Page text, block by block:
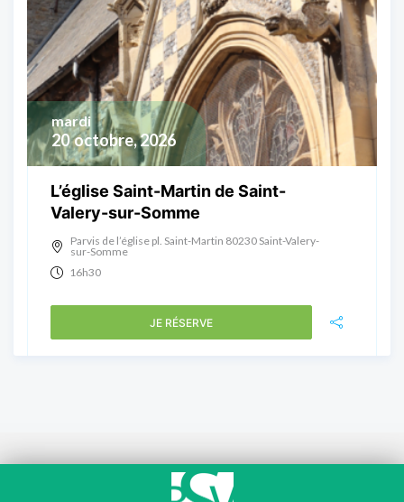
20 octobre, 2026
mardi
L’église Saint-Martin de Saint-
Valery-sur-Somme
Parvis de l’église pl. Saint-Martin 80230 Saint-Valery-
sur-Somme
16h30
JE RÉSERVE